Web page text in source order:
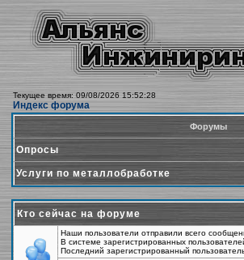
Текущее время: 09/08/2026 15:52:28
Индекс форума
Форумы
Опросы
Услуги по металлобработке
Кто сейчас на форуме
Наши пользователи отправили всего
В системе зарегистрированных
Последний зарегистрированный